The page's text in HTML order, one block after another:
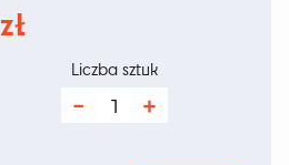
złZakres
cen:
ilość
Liczba sztuk